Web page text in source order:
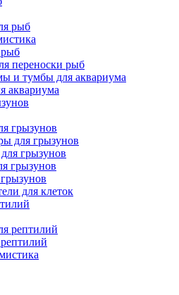
рыб
переноски рыб
и тумбы для аквариума
аквариума
грызунов
для грызунов
грызунов
грызунов
для клеток
рептилий